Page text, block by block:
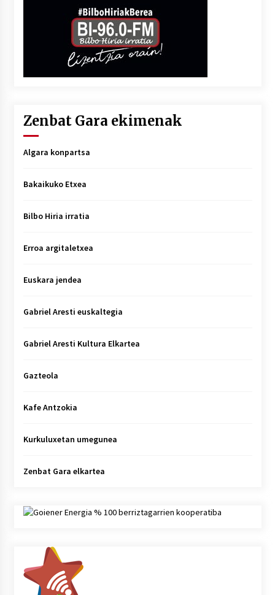
Zenbat Gara ekimenak
Algara konpartsa
Bakaikuko Etxea
Bilbo Hiria irratia
Erroa argitaletxea
Euskara jendea
Gabriel Aresti euskaltegia
Gabriel Aresti Kultura Elkartea
Gazteola
Kafe Antzokia
Kurkuluxetan umegunea
Zenbat Gara elkartea